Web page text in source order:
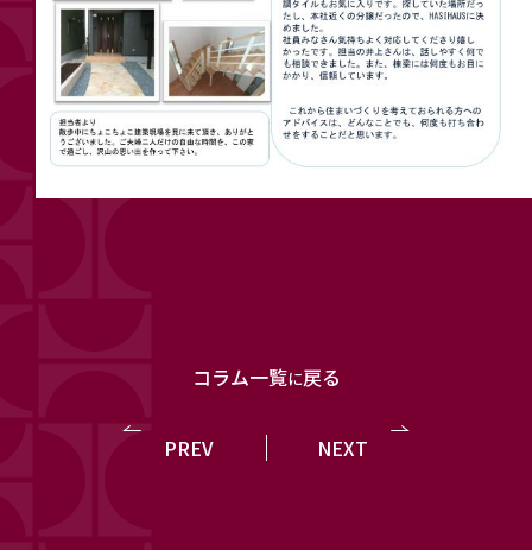
PREV
コラム一覧に戻る
NEXT